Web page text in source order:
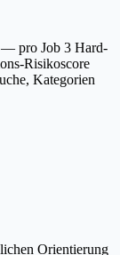
— pro Job 3 Hard-
Risikoscore
Kategorien
Orientierung